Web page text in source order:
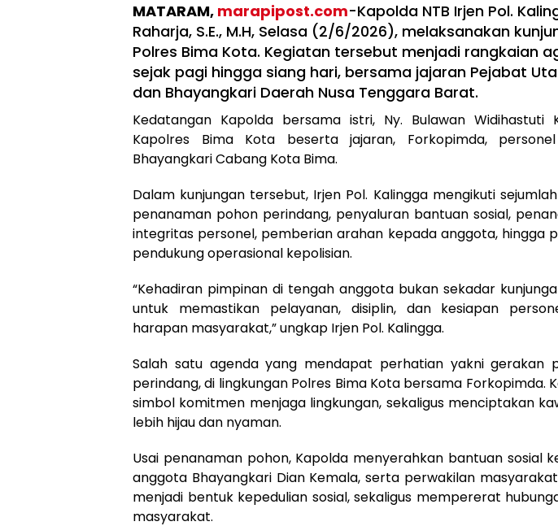
MATARAM, marapipost.com-Kapolda NTB Irjen Pol.
Raharja, S.E., M.H, Selasa (2/6/2026), melaksanakan
Polres Bima Kota. Kegiatan tersebut menjadi rangkaian
sejak pagi hingga siang hari, bersama jajaran Pejabat
dan Bhayangkari Daerah Nusa Tenggara Barat.
Kedatangan Kapolda bersama istri, Ny. Bulawan Widihastuti
Kapolres Bima Kota beserta jajaran, Forkopimda,
Bhayangkari Cabang Kota Bima.
Dalam kunjungan tersebut, Irjen Pol. Kalingga mengikuti
penanaman pohon perindang, penyaluran bantuan sosial,
integritas personel, pemberian arahan kepada anggota, hingga
pendukung operasional kepolisian.
“Kehadiran pimpinan di tengah anggota bukan sekadar
untuk memastikan pelayanan, disiplin, dan kesiapan
harapan masyarakat,” ungkap Irjen Pol. Kalingga.
Salah satu agenda yang mendapat perhatian yakni gerakan
perindang, di lingkungan Polres Bima Kota bersama Forkopimda.
simbol komitmen menjaga lingkungan, sekaligus menciptakan
lebih hijau dan nyaman.
Usai penanaman pohon, Kapolda menyerahkan bantuan sosial
anggota Bhayangkari Dian Kemala, serta perwakilan
menjadi bentuk kepedulian sosial, sekaligus mempererat
masyarakat.